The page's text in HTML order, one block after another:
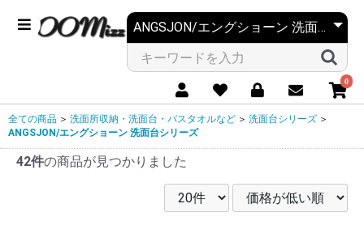
0
全ての商品 ＞ 洗面所収納・洗面台・バスタオルなど ＞ 洗面台シリーズ ＞
ANGSJON/エングショーン 洗面台シリーズ
42件の商品が見つかりました